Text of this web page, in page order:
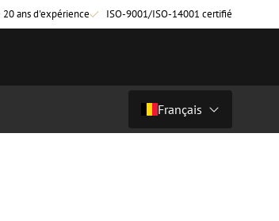
20 ans d'expérience ISO-9001/ISO-14001 certifié
Français
€ 5,18ht (€ 6,27 ttc)